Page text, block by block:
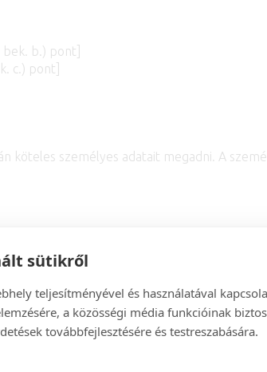
sütikről
teljesítményével és használatával
a közösségi média funkcióinak
továbbfejlesztésére és testreszabására.
b.) pont]
c.) pont]
köteles személyes adatait megadni. A
b.) pont]